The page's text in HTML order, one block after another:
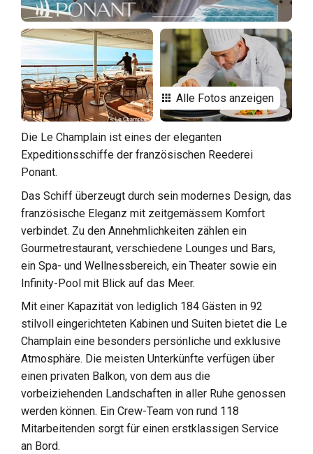
Alle Fotos anzeigen
Die Le Champlain ist eines der eleganten
Expeditionsschiffe der französischen Reederei
Ponant.
Das Schiff überzeugt durch sein modernes Design, das
französische Eleganz mit zeitgemässem Komfort
verbindet. Zu den Annehmlichkeiten zählen ein
Gourmetrestaurant, verschiedene Lounges und Bars,
ein Spa- und Wellnessbereich, ein Theater sowie ein
Infinity-Pool mit Blick auf das Meer.
Mit einer Kapazität von lediglich 184 Gästen in 92
stilvoll eingerichteten Kabinen und Suiten bietet die Le
Champlain eine besonders persönliche und exklusive
Atmosphäre. Die meisten Unterkünfte verfügen über
einen privaten Balkon, von dem aus die
vorbeiziehenden Landschaften in aller Ruhe genossen
werden können. Ein Crew-Team von rund 118
Mitarbeitenden sorgt für einen erstklassigen Service
an Bord.